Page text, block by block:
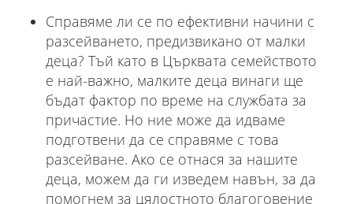
Справяме ли се по ефективни начини с
разсейването, предизвикано от малки
деца? Тъй като в Църквата семейството
е най-важно, малките деца винаги ще
бъдат фактор по време на службата за
причастие. Но ние може да идваме
подготвени да се справяме с това
разсейване. Ако се отнася за нашите
деца, можем да ги изведем навън, за да
помогнем за цялостното благоговение